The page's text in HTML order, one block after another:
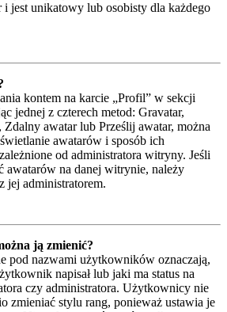
i jest unikatowy lub osobisty dla każdego
kontem na karcie „Profil” w sekcji
jednej z czterech metod: Gravatar,
Zdalny awatar lub Prześlij awatar, można
awatarów i sposób ich
od administratora witryny. Jeśli
awatarów na danej witrynie, należy
jej administratorem.
ją zmienić?
pod nazwami użytkowników oznaczają,
napisał lub jaki ma status na
czy administratora. Użytkownicy nie
zmieniać stylu rang, ponieważ ustawia je